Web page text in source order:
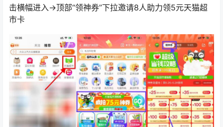
击横幅进入->顶部“领神券”下拉邀请8人助力领5元天猫超
市卡